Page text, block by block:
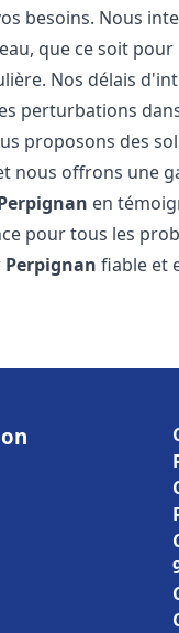
besoins. Nous
que ce soit
Nos délais
perturbations
proposons des
nous offrons une
en
pour tous les
Perpignan fiable et